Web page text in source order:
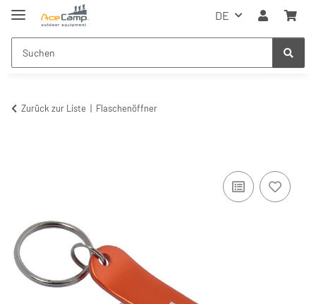
DE
Zurück zur Liste Flaschenöffner